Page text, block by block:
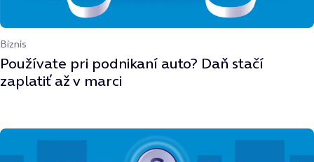
Biznis
Používate pri podnikaní auto? Daň stačí
zaplatiť až v marci